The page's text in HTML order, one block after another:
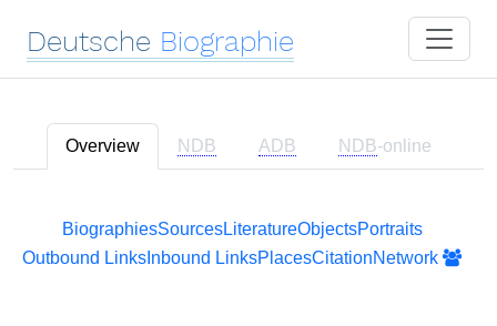
Deutsche Biographie
Overview NDB ADB NDB-online
BiographiesSourcesLiteratureObjectsPortraits
Outbound Links Inbound LinksPlacesCitationNetwork